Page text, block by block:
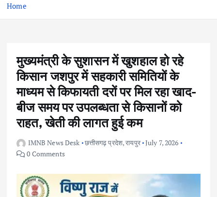
Home
मुख्यमंत्री के सुशासन में खुशहाल हो रहे
किसान जशपुर में सहकारी समितियों के
माध्यम से किफायती दरों पर मिल रहा खाद-
बीज समय पर उपलब्धता से किसानों को
राहत, खेती की लागत हुई कम
IMNB News Desk छत्तीसगढ़ प्रदेश,रायपुर July 7, 2026
0 Comments